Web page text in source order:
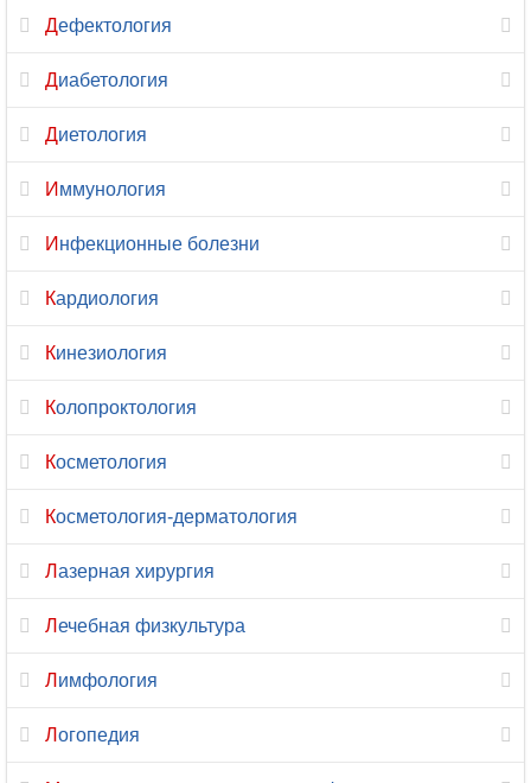
терапия
Массаж
Микология
Наркология
Неврология
Нейропсихология
Нейрофизиология
Нейрохирургия
Неонатология
Нефрология
Нутрициология
Онкология
Онкология-
Дефектология
Диабетология
Диетология
Иммунология
Инфекционные болезни
Кардиология
Кинезиология
Колопроктология
Косметология
Косметология-дерматология
Лазерная хирургия
Лечебная физкультура
Лимфология
Логопедия